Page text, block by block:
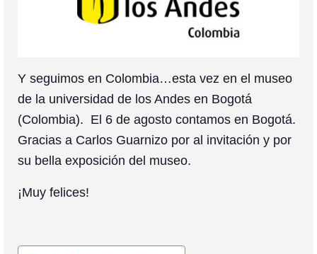
Y seguimos en Colombia…esta vez en el museo
de la universidad de los Andes en Bogotá
(Colombia). El 6 de agosto contamos en Bogotá.
Gracias a Carlos Guarnizo por al invitación y por
su bella exposición del museo.
¡Muy felices!